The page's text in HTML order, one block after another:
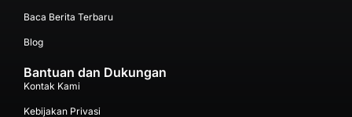
Baca Berita Terbaru
Blog
Bantuan dan Dukungan
Kontak Kami
Kebijakan Privasi